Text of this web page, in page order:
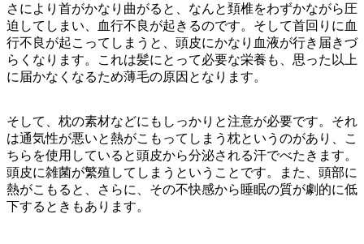
さにより首がかなり曲がると、なんと頚椎をわずかながら圧
迫してしまい、血行不良が起きるのです。そして首回りに血
行不良が起こってしまうと、頭皮にかなり血液が行き届きづ
らくなります。これは髪にとって必要な栄養も、思った以上
に届かなくなるため薄毛の原因となります。
そして、枕の素材などにもしっかりと注意が必要です。それ
は通気性が悪いと熱がこもってしまう枕というのがあり、こ
ちらを使用していると頭皮から分泌される汗でべたきます。
頭皮に雑菌が繁殖してしまうということです。また、頭部に
熱がこもると、さらに、その不快感から睡眠の質が劇的に低
下するときもあります。